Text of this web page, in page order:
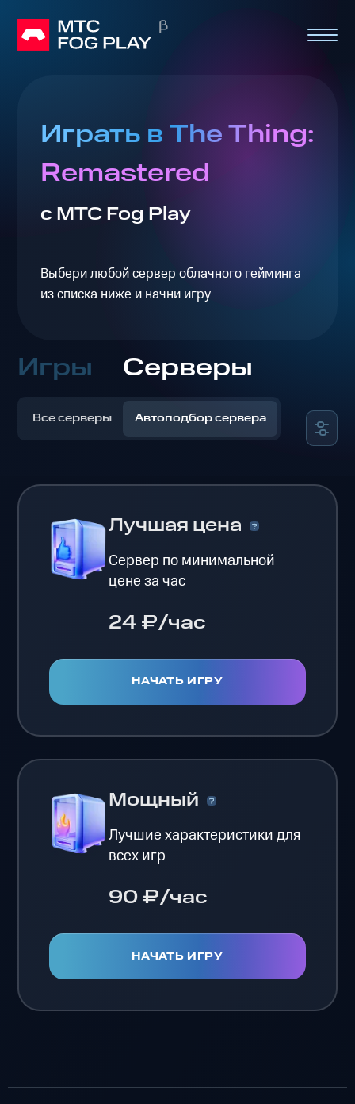
Играть в The Thing:
Remastered
с МТС Fog Play
Выбери любой сервер облачного гейминга
из списка ниже и начни игру
Игры Серверы
Все серверы Автоподбор сервера
Лучшая цена
Сервер по минимальной
цене за час
24 ₽/час
НАЧАТЬ ИГРУ
Мощный
Лучшие характеристики для
всех игр
90 ₽/час
НАЧАТЬ ИГРУ